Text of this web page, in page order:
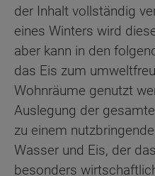
der Inhalt vollständig
eines Winters wird
aber kann in den
das Eis zum
Wohnräume genutzt
Auslegung der
zu einem
Wasser und Eis, der
besonders